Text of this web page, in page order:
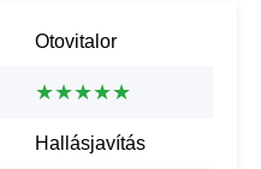
Otovitalor
★★★★★
Hallásjavítás